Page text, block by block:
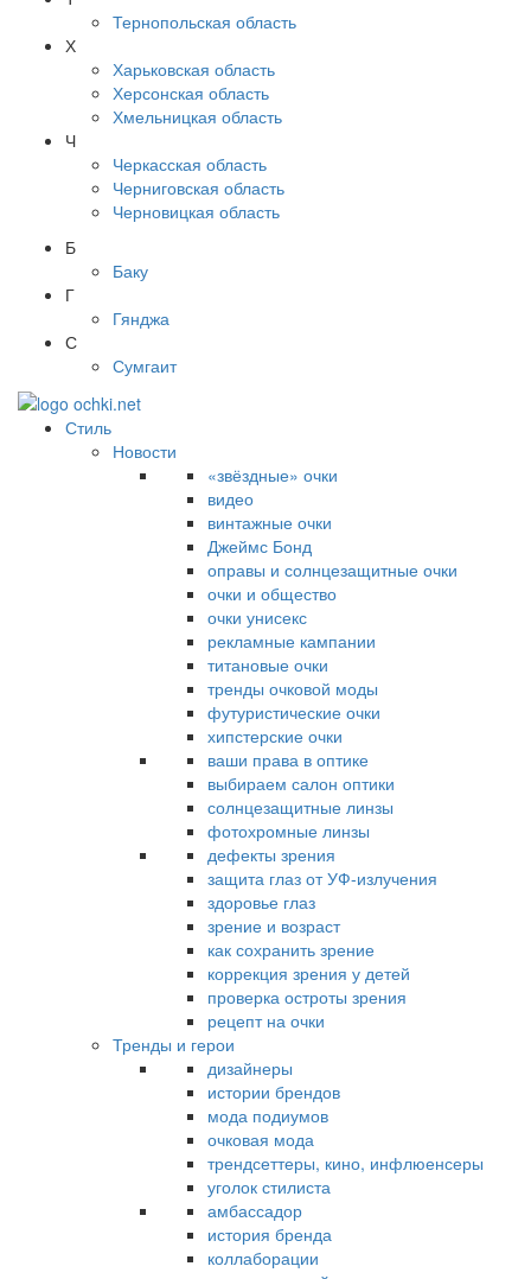
Тернопольская область
Х
Харьковская область
Херсонская область
Хмельницкая область
Ч
Черкасская область
Черниговская область
Черновицкая область
Б
Баку
Г
Гянджа
С
Сумгаит
Стиль
Новости
«звёздные» очки
видео
винтажные очки
Джеймс Бонд
оправы и солнцезащитные очки
очки и общество
очки унисекс
рекламные кампании
титановые очки
тренды очковой моды
футуристические очки
хипстерские очки
ваши права в оптике
выбираем салон оптики
солнцезащитные линзы
фотохромные линзы
дефекты зрения
защита глаз от УФ-излучения
здоровье глаз
зрение и возраст
как сохранить зрение
коррекция зрения у детей
проверка остроты зрения
рецепт на очки
Тренды и герои
дизайнеры
истории брендов
мода подиумов
очковая мода
трендсеттеры, кино, инфлюенсеры
уголок стилиста
амбассадор
история бренда
коллаборации